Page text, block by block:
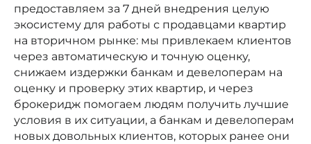
предоставляем за 7 дней внедрения целую
экосистему для работы с продавцами квартир
на вторичном рынке: мы привлекаем клиентов
через автоматическую и точную оценку,
снижаем издержки банкам и девелоперам на
оценку и проверку этих квартир, и через
брокеридж помогаем людям получить лучшие
условия в их ситуации, а банкам и девелоперам
новых довольных клиентов, которых ранее они